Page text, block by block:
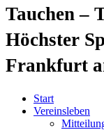
Tauchen –
Höchster
Frankfurt
Start
Vereinsleben